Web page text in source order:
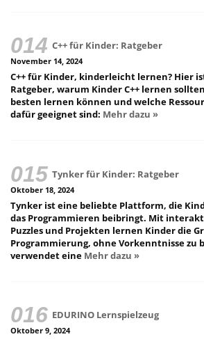
C++ für Kinder: Ratgeber
November 14, 2024
C++ für Kinder, kinderleicht lernen? Hier
Ratgeber, warum Kinder C++ lernen
besten lernen können und welche
dafür geeignet sind: Mehr dazu »
Tynker für Kinder: Ratgeber
Oktober 18, 2024
Tynker ist eine beliebte Plattform, die
das Programmieren beibringt. Mit
Puzzles und Projekten lernen Kinder die
Programmierung, ohne Vorkenntnisse zu
verwendet eine Mehr dazu »
EDURINO Lernspielzeug
Oktober 9, 2024